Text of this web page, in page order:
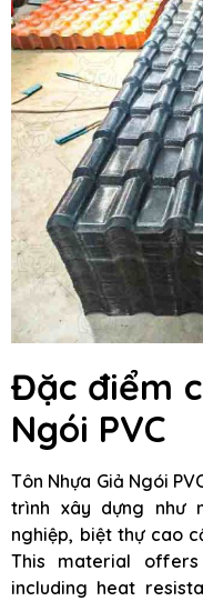
Đặc điểm
Ngói PVC
Tôn Nhựa Giả Ngói
trình xây dựng như
nghiệp, biệt thự cao
This material
including heat